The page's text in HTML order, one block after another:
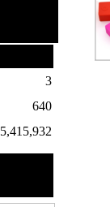
3
640
5,415,932